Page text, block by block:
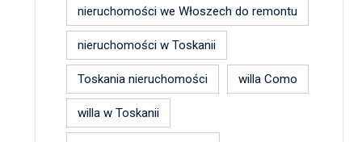
nieruchomości we Włoszech do remontu
nieruchomości w Toskanii
Toskania nieruchomości willa Como
willa w Toskanii